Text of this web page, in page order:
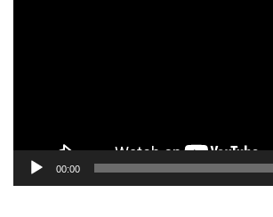
00:00